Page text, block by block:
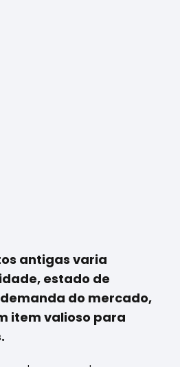
antigas varia
estado de
do mercado,
item valioso para